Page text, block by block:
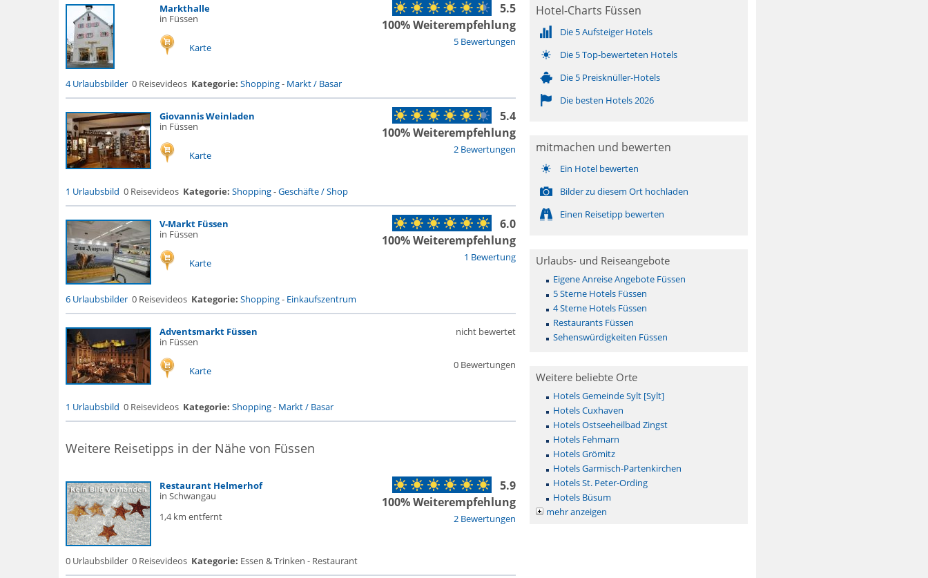
Markthalle
in Füssen
Karte 5 Bewertungen
5.5
100% Weiterempfehlung
4 Urlaubsbilder 0 Reisevideos Kategorie: Shopping- Markt / Basar
Giovannis Weinladen
in Füssen
Karte 2 Bewertungen
5.4
100% Weiterempfehlung
1 Urlaubsbild 0 Reisevideos Kategorie: Shopping-Geschäfte / Shop
V-Markt Füssen
in Füssen
Karte 1 Bewertung
6.0
100% Weiterempfehlung
6 Urlaubsbilder 0 Reisevideos Kategorie: Shopping- Einkaufszentrum
Adventsmarkt Füssen
in Füssen
Karte 0 Bewertungen
nicht bewertet
1 Urlaubsbild 0 Reisevideos Kategorie: Shopping- Markt / Basar
Weitere Reisetipps in der Nähe von Füssen
Restaurant Helmerhof
in Schwangau
1,4 km entfernt
2 Bewertungen
5.9
100% Weiterempfehlung
0 Urlaubsbilder 0 Reisevideos Kategorie: Essen & Trinken - Restaurant
Hotel-Charts Füssen
Die 5 Aufsteiger Hotels
Die 5 Top-bewerteten Hotels
Die 5 Preisknüller-Hotels
Die besten Hotels 2026
mitmachen und bewerten
Ein Hotel bewerten
Bilder zu diesem Ort hochladen
Einen Reisetipp bewerten
Urlaubs- und Reiseangebote
Eigene Anreise Angebote Füssen
5 Sterne Hotels Füssen
4 Sterne Hotels Füssen
Restaurants Füssen
Sehenswürdigkeiten Füssen
Weitere beliebte Orte
Hotels Gemeinde Sylt [Sylt]
Hotels Cuxhaven
Hotels Ostseeheilbad Zingst
Hotels Fehmarn
Hotels Grömitz
Hotels Garmisch-Partenkirchen
Hotels St. Peter-Ording
Hotels Büsum
mehr anzeigen